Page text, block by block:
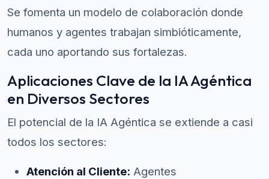
Se fomenta un modelo de colaboración donde
humanos y agentes trabajan simbióticamente,
cada uno aportando sus fortalezas.
Aplicaciones Clave de la IA Agéntica
en Diversos Sectores
El potencial de la IA Agéntica se extiende a casi
todos los sectores:
Atención al Cliente: Agentes